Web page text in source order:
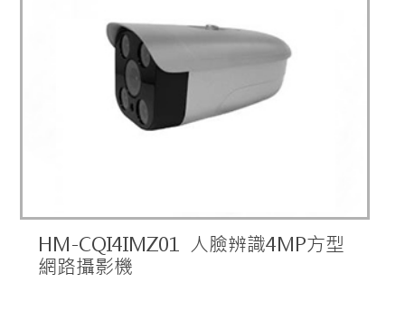
HM-CQI4IMZ01 人臉辨識4MP方型
網路攝影機